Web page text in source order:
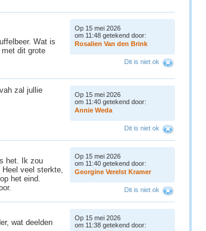
Wat is
dit grote
Op 15 mei 2026
om 11:48 getekend door:
Rosalien Van den Brink
Dit is niet ok
zal jullie
Op 15 mei 2026
om 11:40 getekend door:
Annie Weda
Dit is niet ok
het. Ik zou
veel sterkte,
het eind.
Op 15 mei 2026
om 11:40 getekend door:
Georgine Verelst Kramer
Dit is niet ok
wat deelden
Op 15 mei 2026
om 11:38 getekend door: